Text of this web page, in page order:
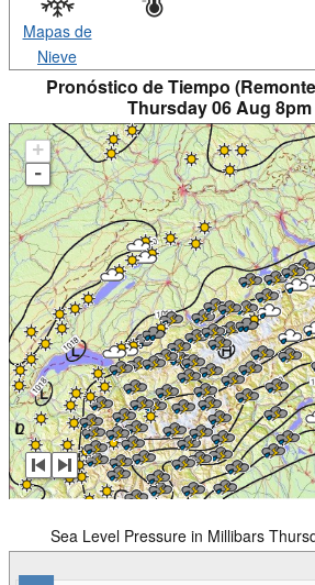
Mapas de
Nieve
Pronóstico de Tiempo
Thursday 06 Aug
+
-
Sea Level Pressure in Millibars